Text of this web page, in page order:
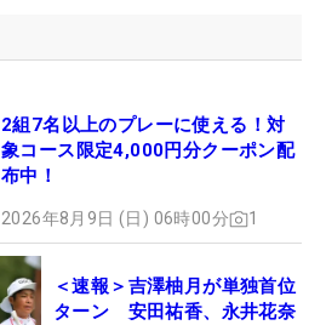
2組7名以上のプレーに使える！対
象コース限定4,000円分クーポン配
布中！
2026年8月9日 (日) 06時00分 1
＜速報＞吉澤柚月が単独首位
ターン 安田祐香、永井花奈